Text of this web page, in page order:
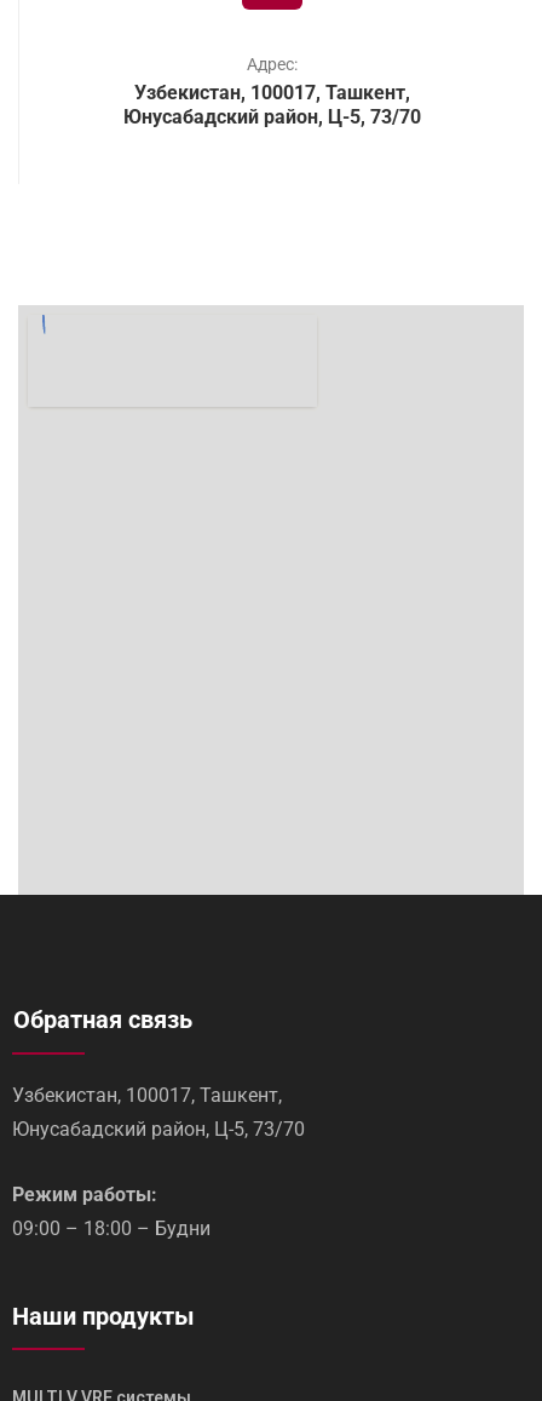
Адрес:
Узбекистан, 100017, Ташкент,
Юнусабадский район, Ц-5, 73/70
Обратная связь
Узбекистан, 100017, Ташкент,
Юнусабадский район, Ц-5, 73/70
Режим работы:
09:00 – 18:00 – Будни
Наши продукты